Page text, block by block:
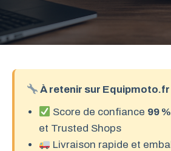
À retenir sur Equipmoto.fr
Score de confiance 99 %
et Trusted Shops
Livraison rapide et